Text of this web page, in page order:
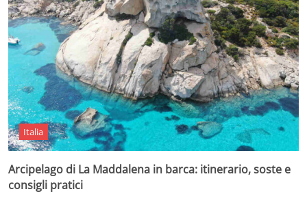
Italia
Arcipelago di La Maddalena in barca: itinerario, soste e
consigli pratici